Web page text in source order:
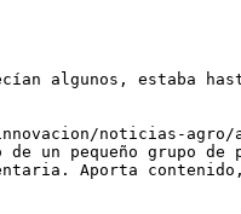
algunos, estaba
noticias-agro/
un pequeño grupo de
Aporta